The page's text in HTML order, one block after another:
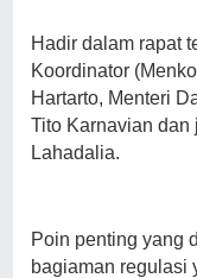
Hadir dalam rapat
Koordinator
Hartarto, Menteri
Tito Karnavian dan
Lahadalia.
Poin penting yang
bagiaman regulasi